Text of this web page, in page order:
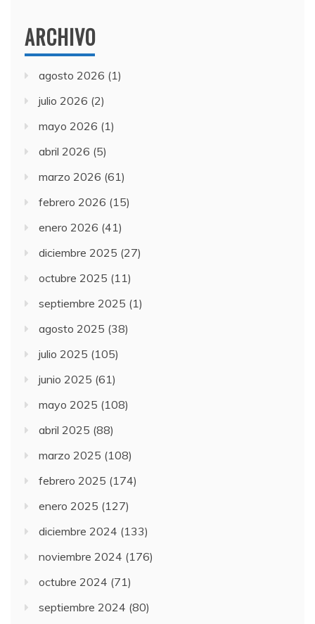
ARCHIVO
agosto 2026 (1)
julio 2026 (2)
mayo 2026 (1)
abril 2026 (5)
marzo 2026 (61)
febrero 2026 (15)
enero 2026 (41)
diciembre 2025 (27)
octubre 2025 (11)
septiembre 2025 (1)
agosto 2025 (38)
julio 2025 (105)
junio 2025 (61)
mayo 2025 (108)
abril 2025 (88)
marzo 2025 (108)
febrero 2025 (174)
enero 2025 (127)
diciembre 2024 (133)
noviembre 2024 (176)
octubre 2024 (71)
septiembre 2024 (80)